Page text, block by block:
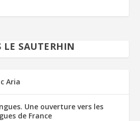
LE SAUTERHIN
Aria
Une ouverture vers les
de France